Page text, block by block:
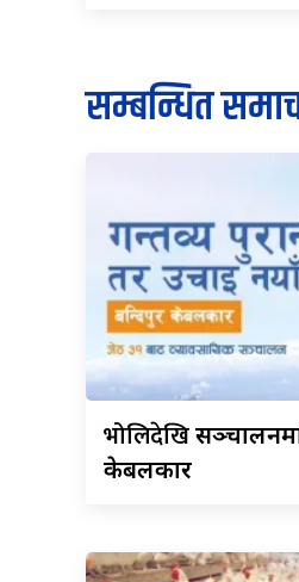
सम्बन्धित
भोलिदेखि
केबलकार